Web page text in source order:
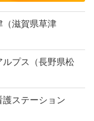
滋賀県草津
プス（長野県松
ステーション